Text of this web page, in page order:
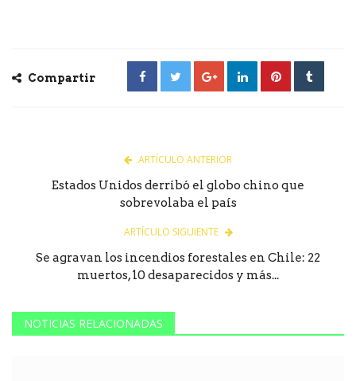
Compartir
ARTÍCULO ANTERIOR
Estados Unidos derribó el globo chino que
sobrevolaba el país
ARTÍCULO SIGUIENTE
Se agravan los incendios forestales en Chile: 22
muertos, 10 desaparecidos y más...
NOTICIAS RELACIONADAS